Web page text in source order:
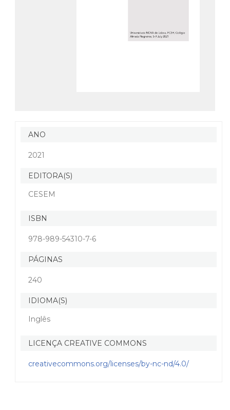
ANO
2021
EDITORA(S)
CESEM
ISBN
978-989-54310-7-6
PÁGINAS
240
IDIOMA(S)
Inglês
LICENÇA CREATIVE COMMONS
creativecommons.org/licenses/by-nc-nd/4.0/